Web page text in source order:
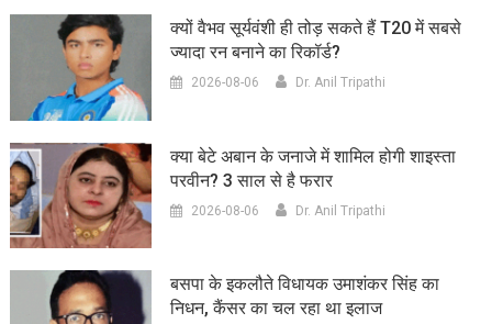
क्यों वैभव सूर्यवंशी ही तोड़ सकते हैं T20 में सबसे
ज्यादा रन बनाने का रिकॉर्ड?
2026-08-06 Dr. Anil Tripathi
क्या बेटे अबान के जनाजे में शामिल होगी शाइस्ता
परवीन? 3 साल से है फरार
2026-08-06 Dr. Anil Tripathi
बसपा के इकलौते विधायक उमाशंकर सिंह का
निधन, कैंसर का चल रहा था इलाज